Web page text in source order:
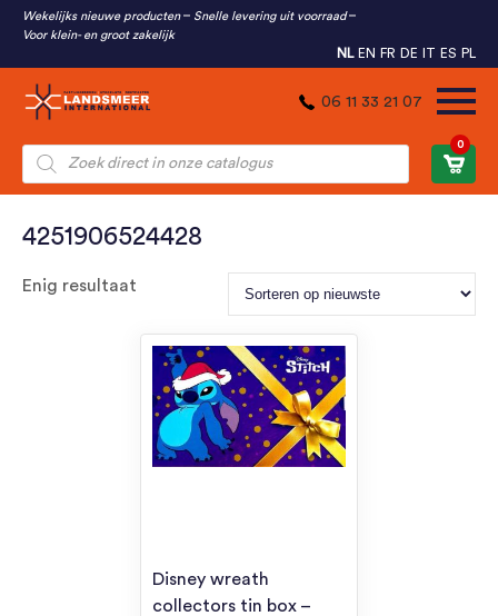
Wekelijks nieuwe producten
Snelle levering uit voorraad
Voor klein- en groot zakelijk
NL EN FR DE IT ES PL
06 11 33 21 07
Producten
zoeken
0
4251906524428
Enig resultaat
Disney wreath
collectors tin box –